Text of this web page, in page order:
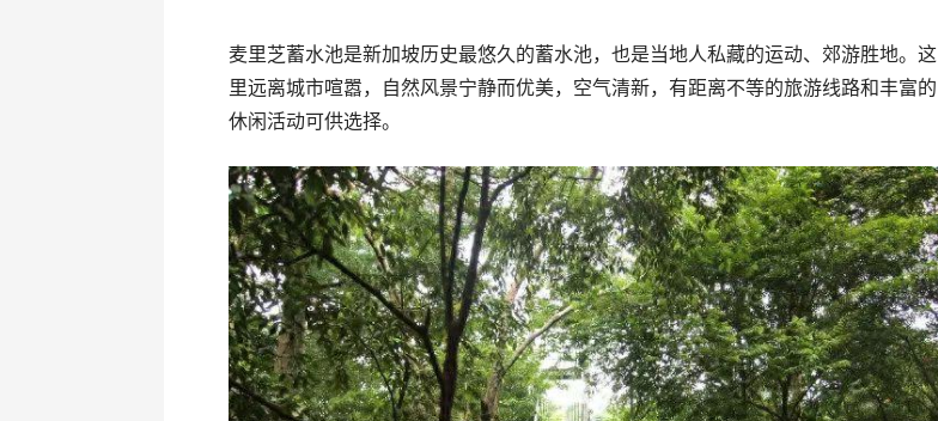
麦里芝蓄水池是新加坡历史最悠久的蓄水池，也是当地人私藏的运动、郊游胜地。这
里远离城市喧嚣，自然风景宁静而优美，空气清新，有距离不等的旅游线路和丰富的
休闲活动可供选择。